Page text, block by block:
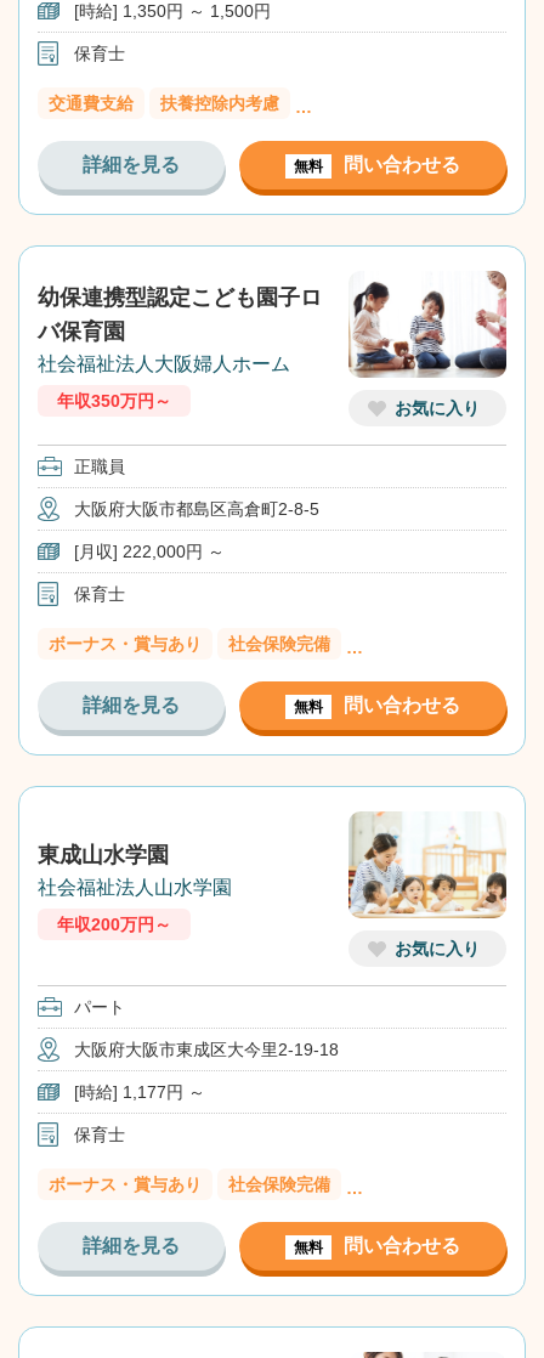
[時給] 1,350円 ～ 1,500円
保育士
交通費支給 扶養控除内考慮 …
詳細を見る 無料 問い合わせる
お気に入り
幼保連携型認定こども園子ロ
バ保育園
社会福祉法人大阪婦人ホーム
年収350万円～
正職員
大阪府大阪市都島区高倉町2-8-5
[月収] 222,000円 ～
保育士
ボーナス・賞与あり 社会保険完備 …
詳細を見る 無料 問い合わせる
お気に入り
東成山水学園
社会福祉法人山水学園
年収200万円～
パート
大阪府大阪市東成区大今里2-19-18
[時給] 1,177円 ～
保育士
ボーナス・賞与あり 社会保険完備 …
詳細を見る 無料 問い合わせる